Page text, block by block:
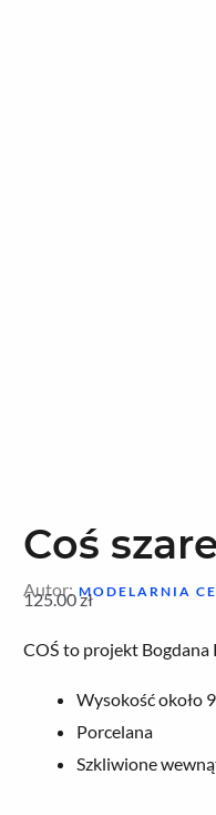
Coś
Autor: MODELARNIA
125.00zł
COŚ to projekt Bogdana
Wysokość około
Porcelana
Szkliwione